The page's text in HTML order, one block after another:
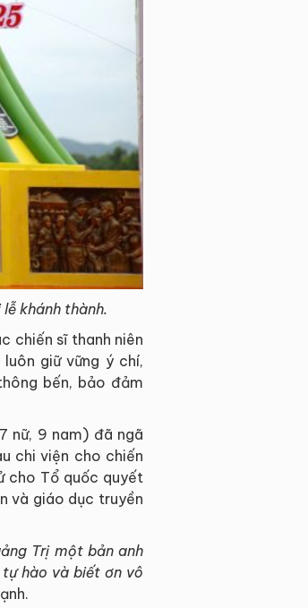
khánh thành.
chiến sĩ thanh niên
giữ vững ý chí,
bến, bảo đảm
nữ, 9 nam) đã ngã
chi viện cho chiến
cho Tổ quốc quyết
và giáo dục truyền
Trị một bản anh
hào và biết ơn vô